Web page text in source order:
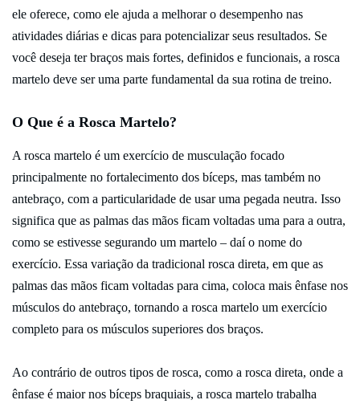
ele oferece, como ele ajuda a melhorar o desempenho nas
atividades diárias e dicas para potencializar seus resultados. Se
você deseja ter braços mais fortes, definidos e funcionais, a rosca
martelo deve ser uma parte fundamental da sua rotina de treino.
O Que é a Rosca Martelo?
A rosca martelo é um exercício de musculação focado
principalmente no fortalecimento dos bíceps, mas também no
antebraço, com a particularidade de usar uma pegada neutra. Isso
significa que as palmas das mãos ficam voltadas uma para a outra,
como se estivesse segurando um martelo – daí o nome do
exercício. Essa variação da tradicional rosca direta, em que as
palmas das mãos ficam voltadas para cima, coloca mais ênfase nos
músculos do antebraço, tornando a rosca martelo um exercício
completo para os músculos superiores dos braços.
Ao contrário de outros tipos de rosca, como a rosca direta, onde a
ênfase é maior nos bíceps braquiais, a rosca martelo trabalha